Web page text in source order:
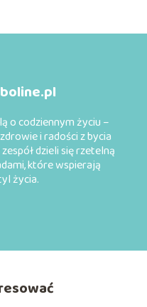
o codziennym życiu –
i radości z bycia
dzieli się rzetelną
które wspierają
życia.